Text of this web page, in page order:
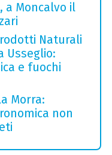
a Moncalvo il
Naturali
Usseglio:
e fuochi
Morra:
non